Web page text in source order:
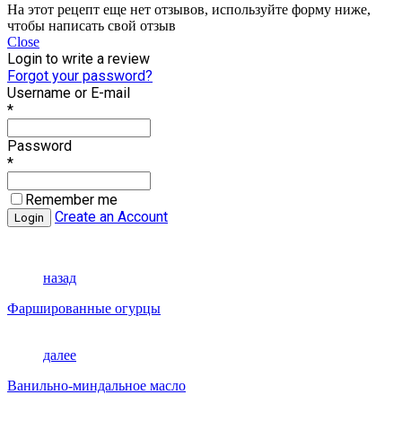
На этот рецепт еще нет отзывов, используйте форму ниже,
чтобы написать свой отзыв
Close
Login to write a review
Forgot your password?
Username or E-mail
*
Password
*
Remember me
Create an Account
назад
Фаршированные огурцы
далее
Ванильно-миндальное масло